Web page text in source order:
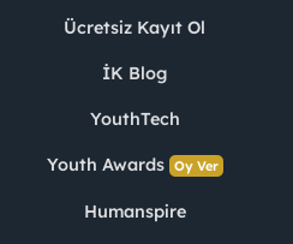
Ücretsiz Kayıt Ol
İK Blog
YouthTech
Youth Awards Oy Ver
Humanspire